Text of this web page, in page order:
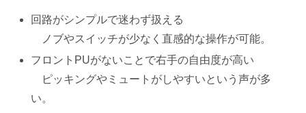
回路がシンプルで迷わず扱える
ノブやスイッチが少なく直感的な操作が可能。
フロントPUがないことで右手の自由度が高い
ピッキングやミュートがしやすいという声が多
い。